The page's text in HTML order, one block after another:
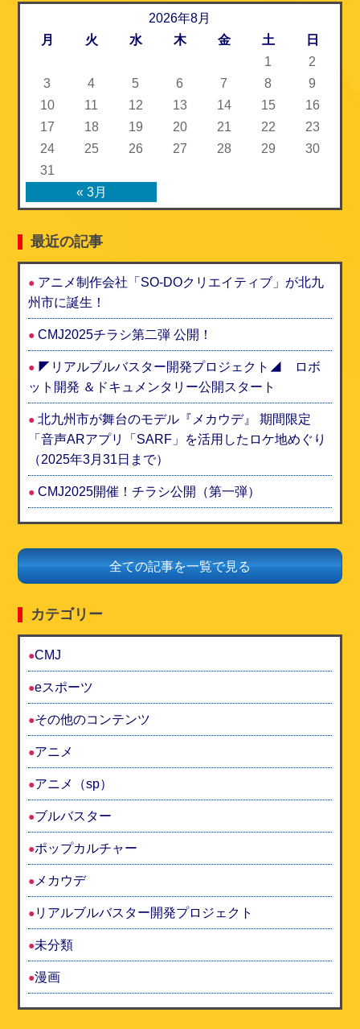
e
2026年8月
月
火 水 木 金 土 日
« 3月
1
2
3
4 5 6 7 8
9
10
11 12 13 14 15
16
17
18 19 20 21 22
23
24
25 26 27 28 29
30
31
最近の記事
アニメ制作会社「SO-DOクリエイティブ」が北九
州市に誕生！
CMJ2025チラシ第二弾 公開！
◤リアルブルバスター開発プロジェクト◢ ロボ
ット開発 ＆ドキュメンタリー公開スタート
北九州市が舞台のモデル『メカウデ』 期間限定
「音声ARアプリ「SARF」を活用したロケ地めぐり
（2025年3月31日まで）
CMJ2025開催！チラシ公開（第一弾）
全ての記事を一覧で見る
カテゴリー
CMJ
eスポーツ
その他のコンテンツ
アニメ
アニメ（sp）
ブルバスター
ポップカルチャー
メカウデ
リアルブルバスター開発プロジェクト
未分類
漫画